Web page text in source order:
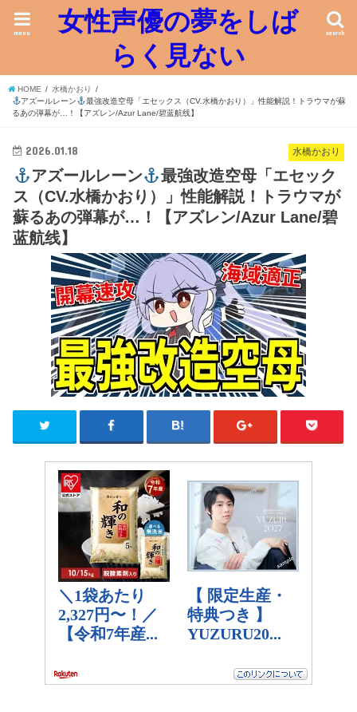
女性声優の夢をしば
らく見ない
search
menu
HOME
水橋かおり
アズールレーン
最強改造空母「エセックス（CV.水橋かおり）」性能解説！トラウマが蘇
るあの弾幕が…！【アズレン/Azur Lane/碧蓝航线】
水橋かおり
2026.01.18
アズールレーン
最強改造空母「エセック
ス（CV.水橋かおり）」性能解説！トラウマが
蘇るあの弾幕が…！【アズレン/Azur Lane/碧
蓝航线】